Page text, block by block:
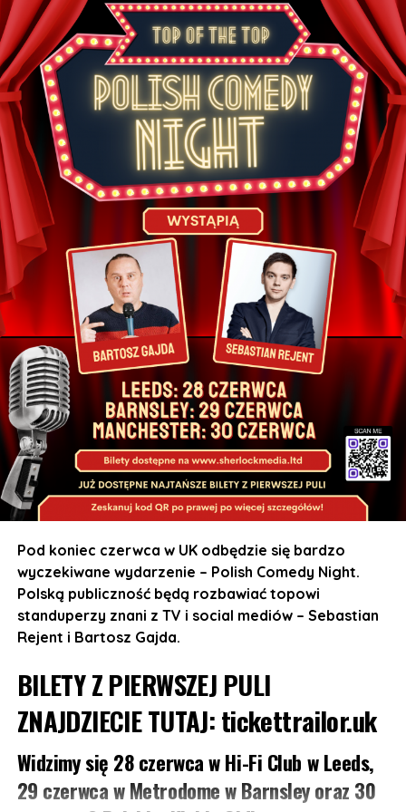
11 listopada w Sheffield Network2, 14 Matilda St,
Sheffield S1
12 listopada w The Castle and Falcon, 402
Moseley Rd, Balsall Heath, Birmingham B12 9AT
13 listopada w 229 London, 229 Great Portland St,
London W1W 5PN
Otwarcie drzwi: 19:00
Początek koncertu: 20:30
REZERWACJA MIEJSC:
https://bilety.sherlockmedia.ltd/events/sherlockmedialtd/
Pod koniec czerwca w UK odbędzie się bardzo
wyczekiwane wydarzenie – Polish Comedy Night.
Polską publiczność będą rozbawiać topowi
standuperzy znani z TV i social mediów – Sebastian
Rejent i Bartosz Gajda.
BILETY Z PIERWSZEJ PULI
ZNAJDZIECIE TUTAJ:tickettrailor.uk
Widzimy się 28 czerwca w Hi-Fi Club w Leeds,
29 czerwca w Metrodome w Barnsley oraz 30